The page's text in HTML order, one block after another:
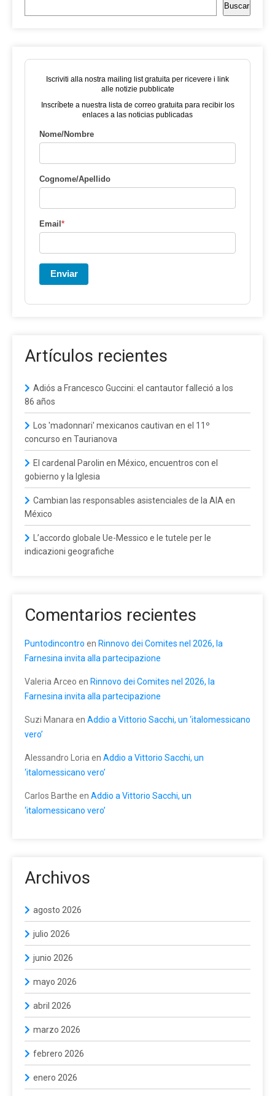
Buscar
Iscriviti alla nostra mailing list gratuita per ricevere i link
alle notizie pubblicate
Inscríbete a nuestra lista de correo gratuita para recibir los
enlaces a las noticias publicadas
Nome/Nombre
Cognome/Apellido
Email*
Enviar
Artículos recientes
Adiós a Francesco Guccini: el cantautor falleció a los
86 años
Los 'madonnari' mexicanos cautivan en el 11º
concurso en Taurianova
El cardenal Parolin en México, encuentros con el
gobierno y la Iglesia
Cambian las responsables asistenciales de la AIA en
México
L’accordo globale Ue-Messico e le tutele per le
indicazioni geografiche
Comentarios recientes
Puntodincontro en Rinnovo dei Comites nel 2026, la
Farnesina invita alla partecipazione
Valeria Arceo en Rinnovo dei Comites nel 2026, la
Farnesina invita alla partecipazione
Suzi Manara en Addio a Vittorio Sacchi, un ‘italomessicano
vero’
Alessandro Loria en Addio a Vittorio Sacchi, un
‘italomessicano vero’
Carlos Barthe en Addio a Vittorio Sacchi, un
‘italomessicano vero’
Archivos
agosto 2026
julio 2026
junio 2026
mayo 2026
abril 2026
marzo 2026
febrero 2026
enero 2026